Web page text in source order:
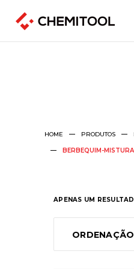
HOME PRODUTOS
BERBEQUIM-
APENAS UM